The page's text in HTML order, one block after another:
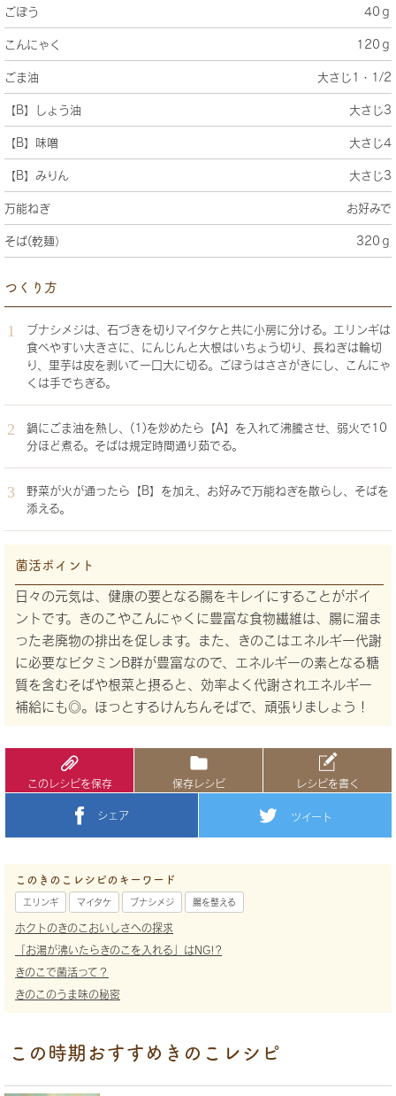
ごぼう 40ｇ
こんにゃく 120ｇ
ごま油 大さじ1・1/2
【B】しょう油 大さじ3
【B】味噌 大さじ4
【B】みりん 大さじ3
万能ねぎ お好みで
そば(乾麺） 320ｇ
つくり方
ブナシメジは、石づきを切りマイタケと共に小房に分ける。エリンギは
食べやすい大きさに、にんじんと大根はいちょう切り、長ねぎは輪切
り、里芋は皮を剥いて一口大に切る。ごぼうはささがきにし、こんにゃ
くは手でちぎる。
鍋にごま油を熱し、(1)を炒めたら【A】を入れて沸騰させ、弱火で10
分ほど煮る。そばは規定時間通り茹でる。
野菜が火が通ったら【B】を加え、お好みで万能ねぎを散らし、そばを
添える。
菌活ポイント
日々の元気は、健康の要となる腸をキレイにすることがポイ
ントです。きのこやこんにゃくに豊富な食物繊維は、腸に溜ま
った老廃物の排出を促します。また、きのこはエネルギー代謝
に必要なビタミンB群が豊富なので、エネルギーの素となる糖
質を含むそばや根菜と摂ると、効率よく代謝されエネルギー
補給にも◎。ほっとするけんちんそばで、頑張りましょう！
このレシピを保存 保存レシピ レシピを書く
シェア ツイート
このきのこレシピのキーワード
エリンギ マイタケ ブナシメジ 腸を整える
ホクトのきのこおいしさへの探求
「お湯が沸いたらきのこを入れる」はNG!?
きのこで菌活って？
きのこのうま味の秘密
この時期おすすめきのこレシピ